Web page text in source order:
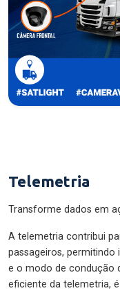
Telemetria
Transforme dados em
A telemetria contribui
passageiros, permitindo
e o modo de condução
eficiente da telemetria,